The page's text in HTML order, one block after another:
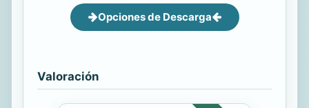
Opciones de Descarga
Valoración